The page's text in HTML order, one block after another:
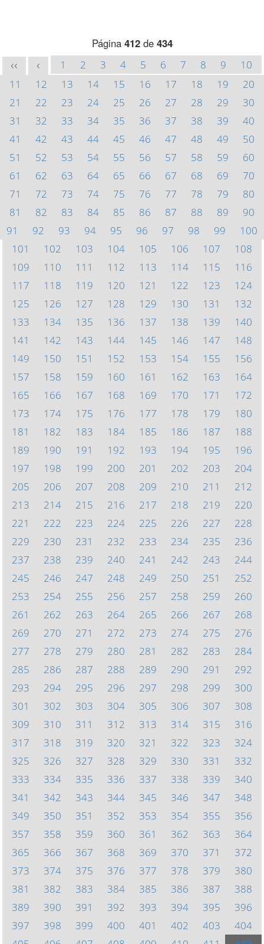
Página 412de 434
<< < 1 2 3 4 5 6 7 8 9
10
11
12 13 14 15 16 17 18 19
20
21
22 23 24 25 26 27 28 29
30
31
32 33 34 35 36 37 38 39
40
41
42 43 44 45 46 47 48 49
50
51
52 53 54 55 56 57 58 59
60
61
62 63 64 65 66 67 68 69
70
71
72 73 74 75 76 77 78 79
80
81
82 83 84 85 86 87 88 89
90
91
92 93 94 95 96 97 98 99
100
101
102 103 104 105 106 107
108
109
110 111 112 113 114 115
116
117
118 119 120 121 122 123
124
125
126 127 128 129 130 131
132
133
134 135 136 137 138 139
140
141
142 143 144 145 146 147
148
149
150 151 152 153 154 155
156
157
158 159 160 161 162 163
164
165
166 167 168 169 170 171
172
173
174 175 176 177 178 179
180
181
182 183 184 185 186 187
188
189
190 191 192 193 194 195
196
197
198 199 200 201 202 203
204
205
206 207 208 209 210 211
212
213
214 215 216 217 218 219
220
221
222 223 224 225 226 227
228
229
230 231 232 233 234 235
236
237
238 239 240 241 242 243
244
245
246 247 248 249 250 251
252
253
254 255 256 257 258 259
260
261
262 263 264 265 266 267
268
269
270 271 272 273 274 275
276
277
278 279 280 281 282 283
284
285
286 287 288 289 290 291
292
293
294 295 296 297 298 299
300
301
302 303 304 305 306 307
308
309
310 311 312 313 314 315
316
317
318 319 320 321 322 323
324
325
326 327 328 329 330 331
332
333
334 335 336 337 338 339
340
341
342 343 344 345 346 347
348
349
350 351 352 353 354 355
356
357
358 359 360 361 362 363
364
365
366 367 368 369 370 371
372
373
374 375 376 377 378 379
380
381
382 383 384 385 386 387
388
389
390 391 392 393 394 395
396
397
398 399 400 401 402 403
404